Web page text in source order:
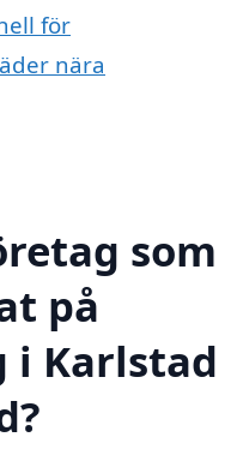
för
nära
som
på
i Karlstad